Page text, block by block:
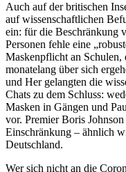
Auch auf der britischen
auf wissenschaftlichen
ein: für die Beschränkung
Personen fehle eine
Maskenpflicht an Schulen,
monatelang über sich
und Her gelangten die
Chats zu dem Schluss:
Masken in Gängen und
vor. Premier Boris
Einschränkung – ähnlich
Deutschland.
Wer sich nicht an die